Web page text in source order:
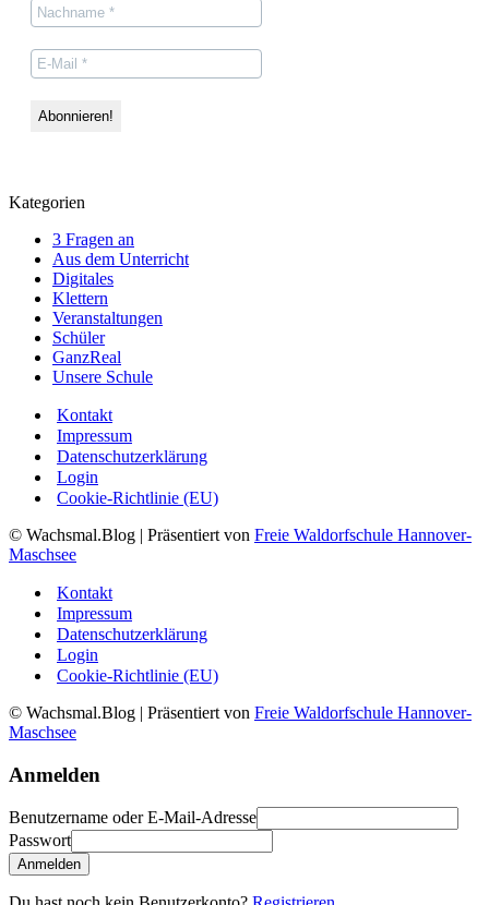
Kategorien
3 Fragen an
Aus dem Unterricht
Digitales
Klettern
Veranstaltungen
Schüler
GanzReal
Unsere Schule
Kontakt
Impressum
Datenschutzerklärung
Login
Cookie-Richtlinie (EU)
© Wachsmal.Blog | Präsentiert von Freie Waldorfschule Hannover-
Maschsee
Kontakt
Impressum
Datenschutzerklärung
Login
Cookie-Richtlinie (EU)
© Wachsmal.Blog | Präsentiert von Freie Waldorfschule Hannover-
Maschsee
Anmelden
Benutzername oder E-Mail-Adresse
Passwort
Anmelden